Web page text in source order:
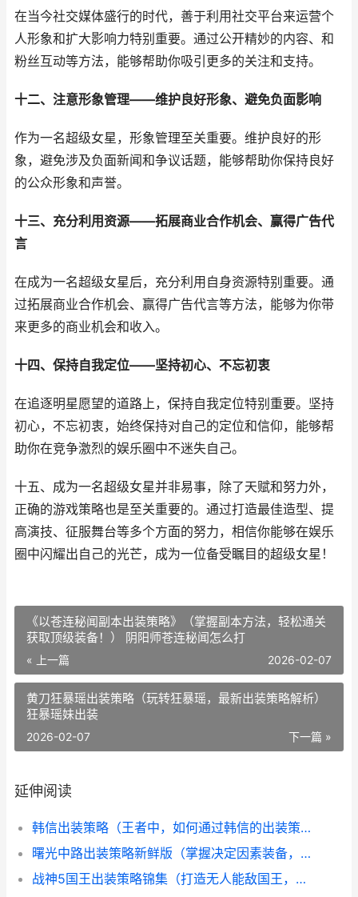
在当今社交媒体盛行的时代，善于利用社交平台来运营个
人形象和扩大影响力特别重要。通过公开精妙的内容、和
粉丝互动等方法，能够帮助你吸引更多的关注和支持。
十二、注意形象管理——维护良好形象、避免负面影响
作为一名超级女星，形象管理至关重要。维护良好的形
象，避免涉及负面新闻和争议话题，能够帮助你保持良好
的公众形象和声誉。
十三、充分利用资源——拓展商业合作机会、赢得广告代
言
在成为一名超级女星后，充分利用自身资源特别重要。通
过拓展商业合作机会、赢得广告代言等方法，能够为你带
来更多的商业机会和收入。
十四、保持自我定位——坚持初心、不忘初衷
在追逐明星愿望的道路上，保持自我定位特别重要。坚持
初心，不忘初衷，始终保持对自己的定位和信仰，能够帮
助你在竞争激烈的娱乐圈中不迷失自己。
十五、成为一名超级女星并非易事，除了天赋和努力外，
正确的游戏策略也是至关重要的。通过打造最佳造型、提
高演技、征服舞台等多个方面的努力，相信你能够在娱乐
圈中闪耀出自己的光芒，成为一位备受瞩目的超级女星！
《以苍连秘闻副本出装策略》（掌握副本方法，轻松通关
获取顶级装备！） 阴阳师苍连秘闻怎么打
« 上一篇 2026-02-07
黄刀狂暴瑶出装策略（玩转狂暴瑶，最新出装策略解析）
狂暴瑶妹出装
下一篇 »
2026-02-07
延伸阅读
韩信出装策略（王者中，如何通过韩信的出装策略获取胜利？） 韩信的出装最强2020
曙光中路出装策略新鲜版（掌握决定因素装备，成就王者） 曙光出什么装备
战神5国王出装策略锦集（打造无人能敌国王，征服大陆的终极指导！） 战神5boss